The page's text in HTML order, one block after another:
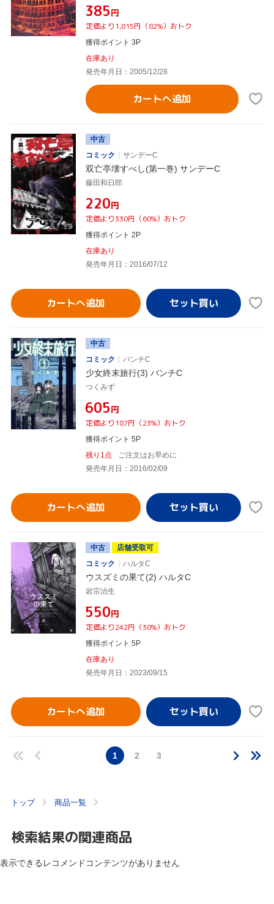
¥385円
定価より1,815円（82%）おトク
獲得ポイント 3P
在庫あり
発売年月日：2005/12/28
カートへ追加
中古
コミック
サンデーC
双亡亭壊すべし(第一巻) サンデーC
藤田和日郎
¥220円
定価より330円（60%）おトク
獲得ポイント 2P
在庫あり
発売年月日：2016/07/12
カートへ追加
中古
コミック
バンチC
少女終末旅行(3) バンチC
つくみず
¥605円
定価より187円（23%）おトク
獲得ポイント 5P
残り1点
ご注文はお早めに
発売年月日：2016/02/09
カートへ追加
中古
店舗受取可
コミック
ハルタC
ウスズミの果て(2) ハルタC
岩宗治生
¥550円
定価より242円（30%）おトク
獲得ポイント 5P
在庫あり
発売年月日：2023/09/15
カートへ追加
1 2 3
トップ 商品一覧
検索結果の関連商品
表示できるレコメンドコンテンツがありません